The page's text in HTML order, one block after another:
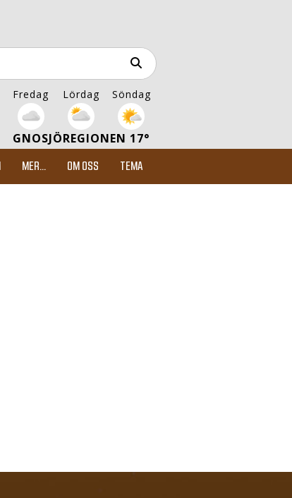
Fredag Lördag Söndag
GNOSJÖREGIONEN 17°
MER... OM OSS TEMA